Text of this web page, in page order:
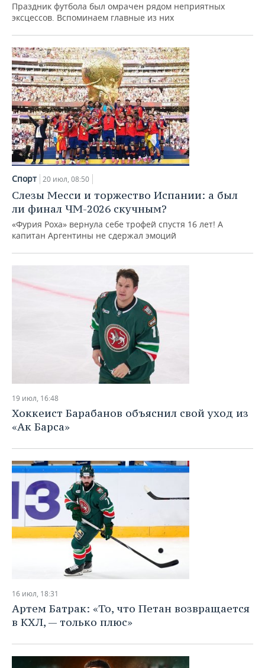
Праздник футбола был омрачен рядом неприятных
эксцессов. Вспоминаем главные из них
Спорт 20 июл, 08:50
Слезы Месси и торжество Испании: а был
ли финал ЧМ-2026 скучным?
«Фурия Роха» вернула себе трофей спустя 16 лет! А
капитан Аргентины не сдержал эмоций
19 июл, 16:48
Хоккеист Барабанов объяснил свой уход из
«Ак Барса»
16 июл, 18:31
Артем Батрак: «То, что Петан возвращается
в КХЛ, — только плюс»